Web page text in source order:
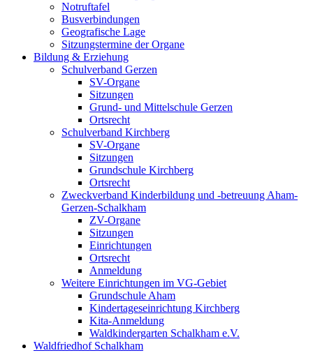
Notruftafel
Busverbindungen
Geografische Lage
Sitzungstermine der Organe
Bildung & Erziehung
Schulverband Gerzen
SV-Organe
Sitzungen
Grund- und Mittelschule Gerzen
Ortsrecht
Schulverband Kirchberg
SV-Organe
Sitzungen
Grundschule Kirchberg
Ortsrecht
Zweckverband Kinderbildung und -betreuung Aham-
Gerzen-Schalkham
ZV-Organe
Sitzungen
Einrichtungen
Ortsrecht
Anmeldung
Weitere Einrichtungen im VG-Gebiet
Grundschule Aham
Kindertageseinrichtung Kirchberg
Kita-Anmeldung
Waldkindergarten Schalkham e.V.
Waldfriedhof Schalkham